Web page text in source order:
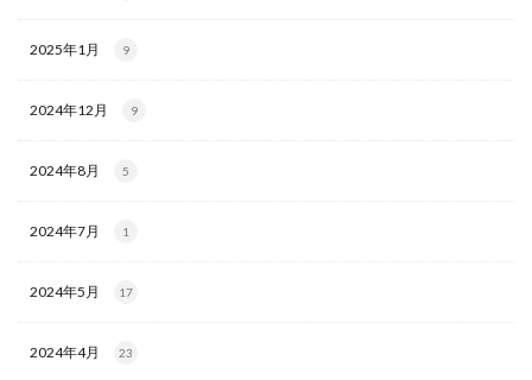
2025年1月 9
2024年12月 9
2024年8月 5
2024年7月 1
2024年5月 17
2024年4月 23